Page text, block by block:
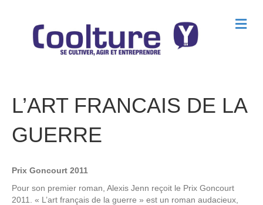
M
e
L’ART FRANCAIS DE LA
GUERRE
Prix Goncourt 2011
Pour son premier roman, Alexis Jenn reçoit le Prix Goncourt
2011. « L’art français de la guerre » est un roman audacieux,